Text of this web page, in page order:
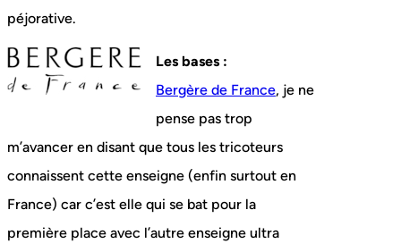
péjorative.
Les bases :
Bergère de France, je ne
pense pas trop
m’avancer en disant que tous les tricoteurs
connaissent cette enseigne (enfin surtout en
France) car c’est elle qui se bat pour la
première place avec l’autre enseigne ultra